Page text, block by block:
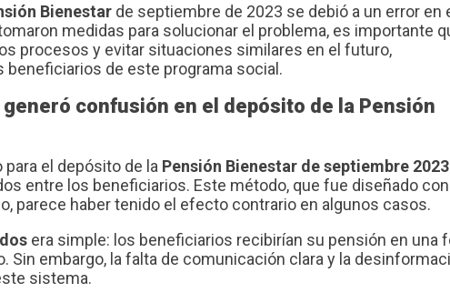
Bienestar de septiembre de 2023 se debió a un error en
medidas para solucionar el problema, es importante
procesos y evitar situaciones similares en el futuro,
beneficiarios de este programa social.
confusión en el depósito de la Pensión
el depósito de la Pensión Bienestar de septiembre 2023
entre los beneficiarios. Este método, que fue diseñado
parece haber tenido el efecto contrario en algunos casos.
era simple: los beneficiarios recibirían su pensión en una
Sin embargo, la falta de comunicación clara y la
sistema.